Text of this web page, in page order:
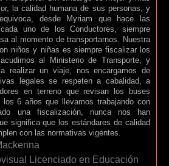
la calidad humana de sus personas, y
desde Myriam que hace las
uno de los Conductores, siempre
al momento de transportarnos. Nuestra
niños y niñas es siempre fiscalizar los
al Ministerio de Transporte, y
realizar un viaje, nos encargamos de
legales se respeten a cabalidad, a
en terreno que revisan los buses
6 años que llevamos trabajando con
una fiscalización, nunca nos han
significa que los estándares de calidad
con las normativas vigentes.
Licenciado en Educación